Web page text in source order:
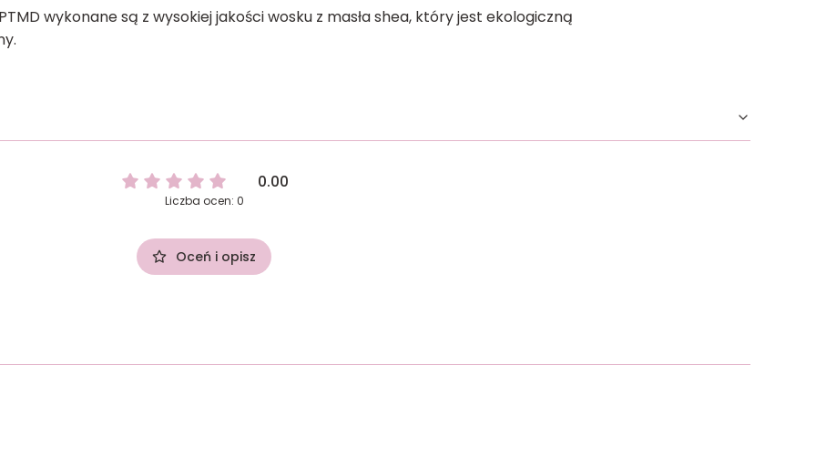
wykonane są z wysokiej jakości wosku z masła shea, który jest ekologiczną
0.00
Liczba ocen: 0
Oceń i opisz